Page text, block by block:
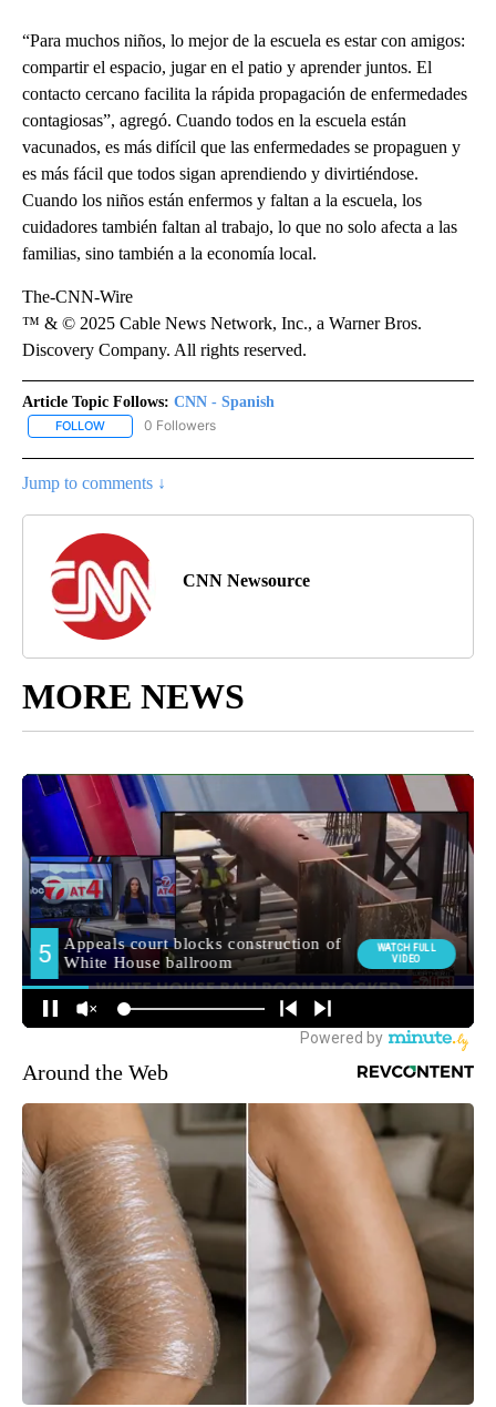
“Para muchos niños, lo mejor de la escuela es estar con amigos:
compartir el espacio, jugar en el patio y aprender juntos. El
contacto cercano facilita la rápida propagación de enfermedades
contagiosas”, agregó. Cuando todos en la escuela están
vacunados, es más difícil que las enfermedades se propaguen y
es más fácil que todos sigan aprendiendo y divirtiéndose.
Cuando los niños están enfermos y faltan a la escuela, los
cuidadores también faltan al trabajo, lo que no solo afecta a las
familias, sino también a la economía local.
The-CNN-Wire
™ & © 2025 Cable News Network, Inc., a Warner Bros.
Discovery Company. All rights reserved.
Article Topic Follows: CNN - Spanish
FOLLOW FOLLOW "CNN - SPANISH" TO RECEIVE NOTIFICATIONS ABOUT
0 Followers
Jump to comments ↓
CNN Newsource
MORE NEWS
Around the Web